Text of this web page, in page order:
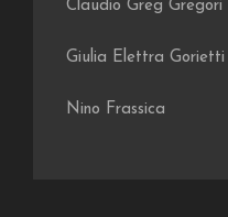
Claudio Greg Gregori
Giulia Elettra Gorietti
Nino Frassica